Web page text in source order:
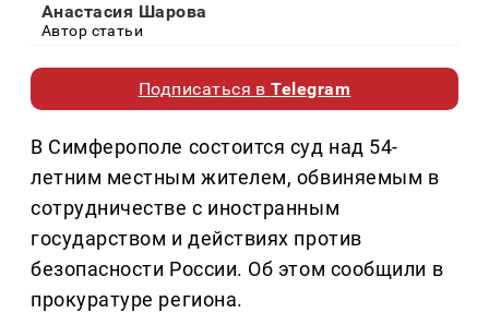
Анастасия Шарова
Автор статьи
Подписаться вTelegram
В Симферополе состоится суд над 54-
летним местным жителем, обвиняемым в
сотрудничестве с иностранным
государством и действиях против
безопасности России. Об этом сообщили в
прокуратуре региона.